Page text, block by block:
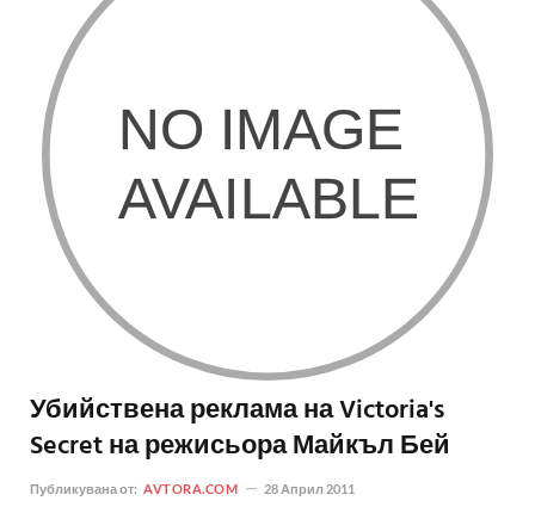
Убийствена реклама на Victoria's
Secret на режисьора Майкъл Бей
Публикувана от: AVTORA.COM 28 Април 2011